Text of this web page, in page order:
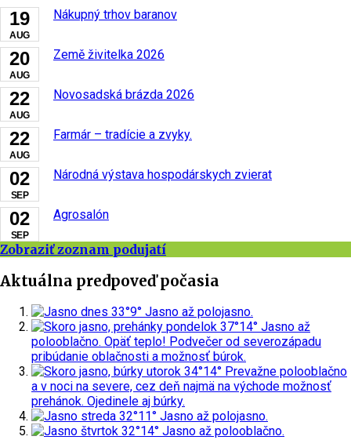
19
AUG
Nákupný trhov baranov
20
AUG
Země živitelka 2026
22
AUG
Novosadská brázda 2026
22
AUG
Farmár – tradície a zvyky.
02
SEP
Národná výstava hospodárskych zvierat
02
SEP
Agrosalón
Zobraziť zoznam podujatí
Aktuálna predpoveď počasia
dnes 33°9° Jasno až polojasno.
pondelok 37°14° Jasno až
polooblačno. Opäť teplo! Podvečer od severozápadu
pribúdanie oblačnosti a možnosť búrok.
utorok 34°14° Prevažne polooblačno
a v noci na severe, cez deň najmä na východe možnosť
prehánok. Ojedinele aj búrky.
streda 32°11° Jasno až polojasno.
štvrtok 32°14° Jasno až polooblačno.